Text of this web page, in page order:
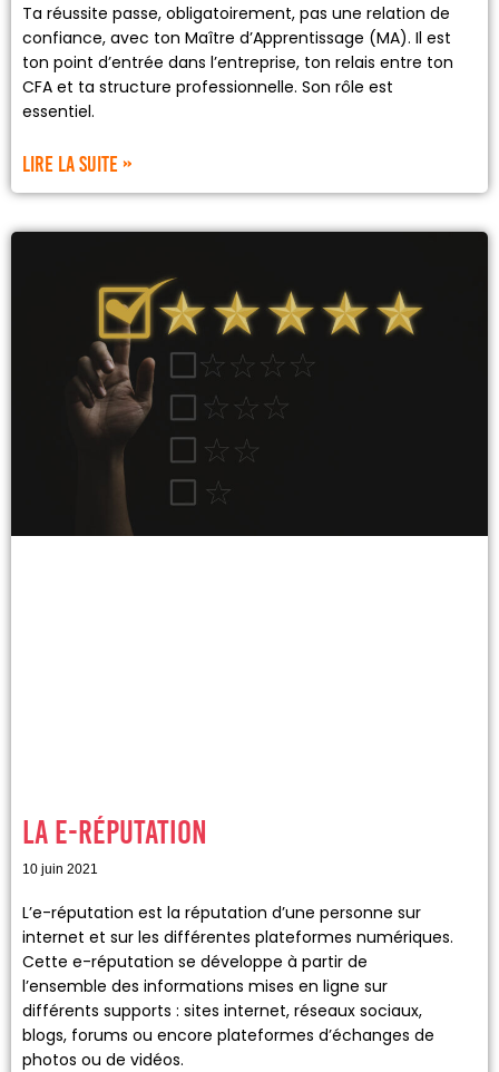
Ta réussite passe, obligatoirement, pas une relation de
confiance, avec ton Maître d’Apprentissage (MA). Il est
ton point d’entrée dans l’entreprise, ton relais entre ton
CFA et ta structure professionnelle. Son rôle est
essentiel.
Lire la suite »
La E-Réputation
10 juin 2021
L’e-réputation est la réputation d’une personne sur
internet et sur les différentes plateformes numériques.
Cette e-réputation se développe à partir de
l’ensemble des informations mises en ligne sur
différents supports : sites internet, réseaux sociaux,
blogs, forums ou encore plateformes d’échanges de
photos ou de vidéos.